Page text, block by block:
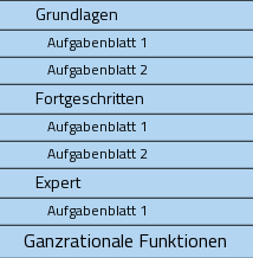
Grundlagen
Aufgabenblatt 1
Aufgabenblatt 2
Fortgeschritten
Aufgabenblatt 1
Aufgabenblatt 2
Expert
Aufgabenblatt 1
Ganzrationale Funktionen